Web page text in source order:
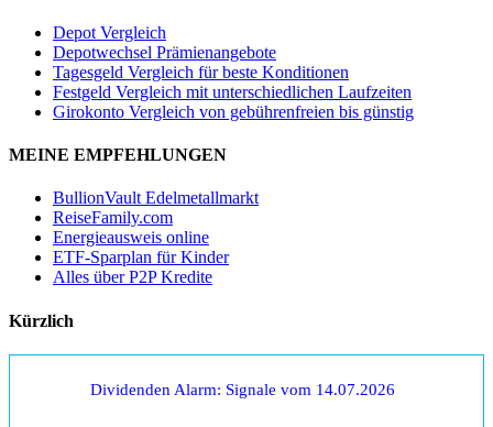
Depot Vergleich
Depotwechsel Prämienangebote
Tagesgeld Vergleich für beste Konditionen
Festgeld Vergleich mit unterschiedlichen Laufzeiten
Girokonto Vergleich von gebührenfreien bis günstig
MEINE EMPFEHLUNGEN
BullionVault Edelmetallmarkt
ReiseFamily.com
Energieausweis online
ETF-Sparplan für Kinder
Alles über P2P Kredite
Kürzlich
Dividenden Alarm: Signale vom 14.07.2026